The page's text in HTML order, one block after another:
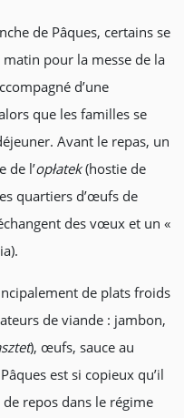
de Pâques, certains se
matin pour la messe de la
d’une
que les familles se
Avant le repas, un
de l’opłatek(hostie de
quartiers d’œufs de
des vœux et un «
de plats froids
de viande : jambon,
), œufs, sauce au
est si copieux qu’il
repos dans le régime